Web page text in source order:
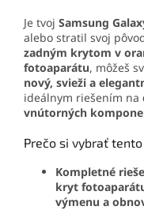
Je tvoj Samsung
alebo stratil svoj
zadným krytom v
fotoaparátu, môžeš
nový, svieži a
ideálnym riešením na
vnútorných
Prečo si vybrať
Kompletné
kryt
výmenu a